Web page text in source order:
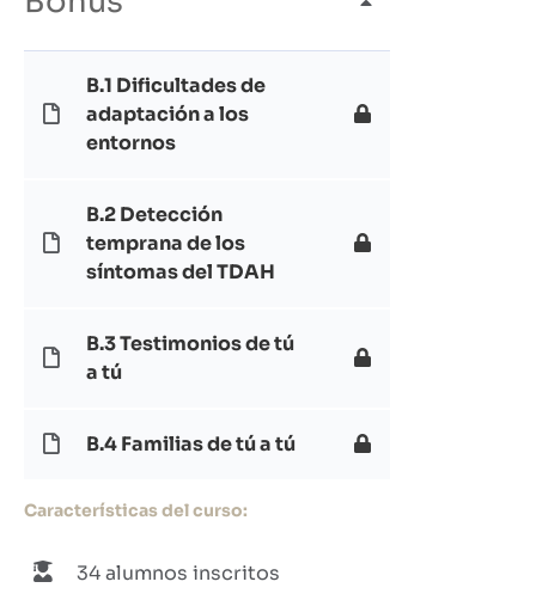
B.1 Dificultades de
adaptación a los
entornos
B.2 Detección
temprana de los
síntomas del TDAH
B.3 Testimonios de tú
a tú
B.4 Familias de tú a tú
Características del curso:
34 alumnos inscritos